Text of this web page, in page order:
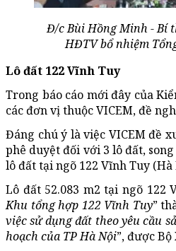
Đ/c Bùi Hồng Minh - Bí
HĐTV bổ nhiệm
Lô đất 122 Vĩnh Tuy
Trong báo cáo mới đây của
các đơn vị thuộc VICEM, đề
Đáng chú ý là việc VICEM đề
phê duyệt đối với 3 lô đất,
lô đất tại ngõ 122 Vĩnh Tuy (Hà
Lô đất 52.083 m2 tại ngõ 122
Khu tổng hợp 122 Vĩnh Tuy”
việc sử dụng đất theo yêu cầu
hoạch của TP Hà Nội”, được